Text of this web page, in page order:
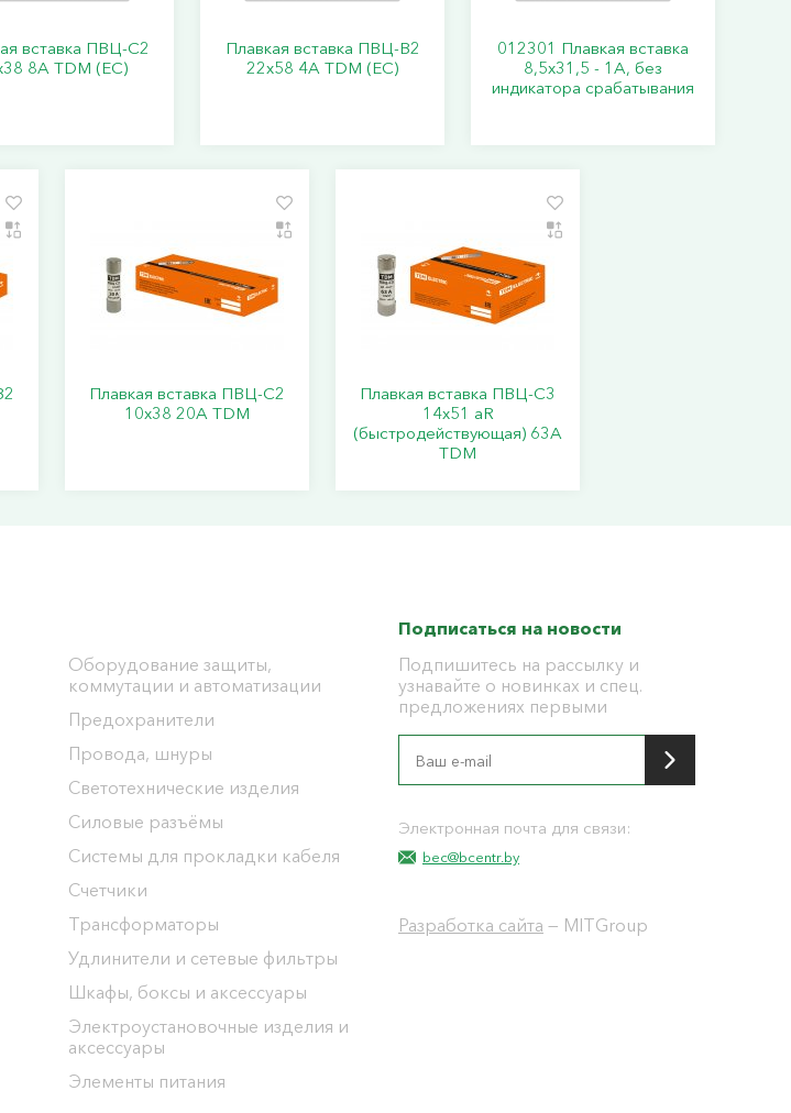
вставка ПВЦ-С2
8А TDM (ЕС)
Плавкая вставка ПВЦ-В2
22х58 4А TDM (ЕС)
012301 Плавкая вставка
8,5х31,5 - 1А, без
индикатора срабатывания
Плавкая вставка ПВЦ-С2
10х38 20А TDM
Плавкая вставка ПВЦ-С3
14х51 аR
(быстродействующая) 63А
TDM
Оборудование защиты,
коммутации и автоматизации
Предохранители
Провода, шнуры
Светотехнические изделия
Силовые разъёмы
Системы для прокладки кабеля
Счетчики
Трансформаторы
Удлинители и сетевые фильтры
Шкафы, боксы и аксессуары
Электроустановочные изделия и
аксессуары
Элементы питания
Подписаться на новости
Подпишитесь на рассылку и
узнавайте о новинках и спец.
предложениях первыми
Электронная почта для связи:
bec@bcentr.by
Разработка сайта — MITGroup